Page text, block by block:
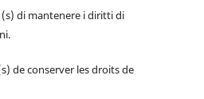
di mantenere i diritti di
de conserver les droits de